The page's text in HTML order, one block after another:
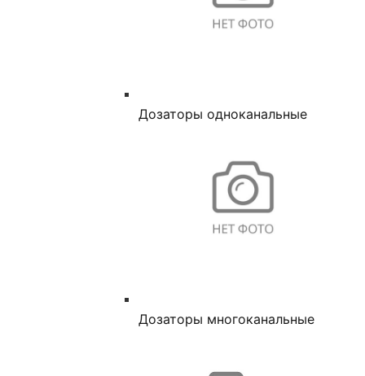
Дозаторы одноканальные
Дозаторы многоканальные